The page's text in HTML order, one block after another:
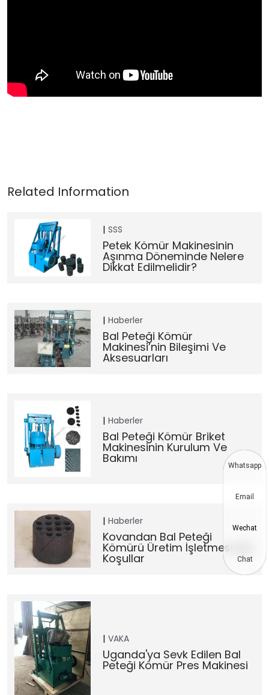
SSS
Petek Kömür Makinesinin
Aşınma Döneminde Nelere
Dikkat Edilmelidir?
Haberler
Bal Peteği Kömür
Makinesi’nin Bileşimi Ve
Aksesuarları
Haberler
Bal Peteği Kömür Briket
Makinesinin Kurulum Ve
Bakımı
Haberler
Kovandan Bal Peteği
Kömürü Üretim İşletmesi Için
Koşullar
VAKA
Uganda'ya Sevk Edilen Bal
Peteği Kömür Pres Makinesi
Whatsapp
Email
Wechat
Chat